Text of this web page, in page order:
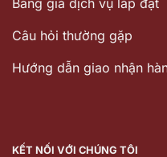
Câu hỏi thường gặp
Hướng dẫn giao nhận
KẾT NỐI VỚI CHÚNG TÔI